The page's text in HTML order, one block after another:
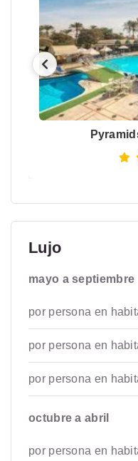
Lujo
mayo a septiembre
por persona en
por persona en
por persona en
octubre a abril
por persona en